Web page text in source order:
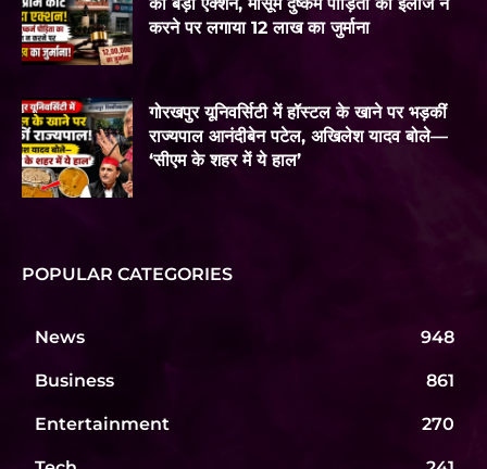
का बड़ा एक्शन, मासूम दुष्कर्म पीड़िता का इलाज न
करने पर लगाया 12 लाख का जुर्माना
गोरखपुर यूनिवर्सिटी में हॉस्टल के खाने पर भड़कीं
राज्यपाल आनंदीबेन पटेल, अखिलेश यादव बोले—
‘सीएम के शहर में ये हाल’
POPULAR CATEGORIES
News 948
Business 861
Entertainment 270